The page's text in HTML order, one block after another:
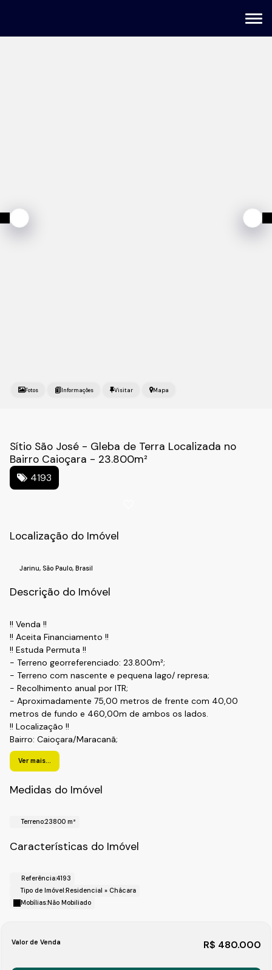
Fotos Mapa
Sítio São José - Gleba de Terra Localizada no
Bairro Caioçara - 23.800m²
4193
Localização do Imóvel
Jarinu, São Paulo,Brasil
Descrição do Imóvel
!! Venda !!
!! Aceita Financiamento !!
!! Estuda Permuta !!
- Terreno georreferenciado: 23.800m²;
- Terreno com nascente e pequena lago/ represa;
- Recolhimento anual por ITR;
- Aproximadamente 75,00 metros de frente com 40,00
metros de fundo e 460,00m de ambos os lados.
!! Localização !!
Bairro: Caioçara/Maracanã;
Cidade: Jarinu-SP.
Realize o Seu Cadastro e Solicite Mais Informações e
Fale com a Fiveh Soluções Imobiliárias !!!
Ver mais...
Medidas do Imóvel
Terreno:23800 m²
Características do Imóvel
Referência:4193
Tipo de Imóvel:Residencial » Chácara
Mobílias:Não Mobiliado
R$ 480.000
Valor de Venda